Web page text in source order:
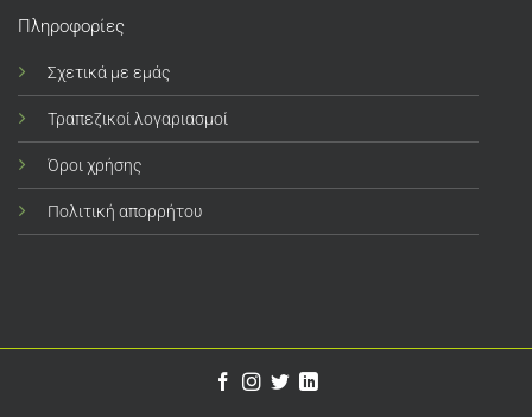
Πληροφορίες
Σχετικά με εμάς
Τραπεζικοί λογαριασμοί
Όροι χρήσης
Πολιτική απορρήτου